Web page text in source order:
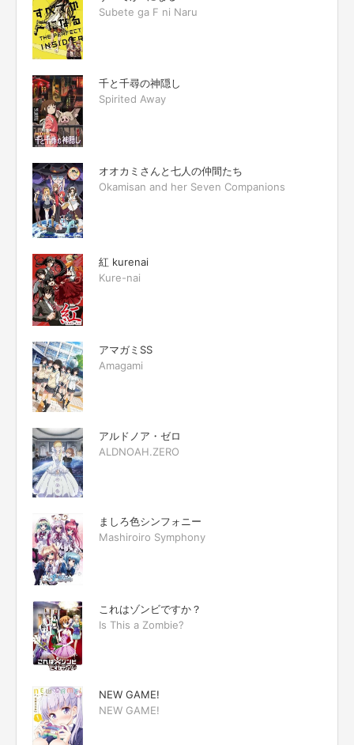
Subete ga F ni Naru
千と千尋の神隠し
Spirited Away
オオカミさんと七人の仲間たち
Okamisan and her Seven Companions
紅 kurenai
Kure-nai
アマガミSS
Amagami
アルドノア・ゼロ
ALDNOAH.ZERO
ましろ色シンフォニー
Mashiroiro Symphony
これはゾンビですか？
Is This a Zombie?
NEW GAME!
NEW GAME!